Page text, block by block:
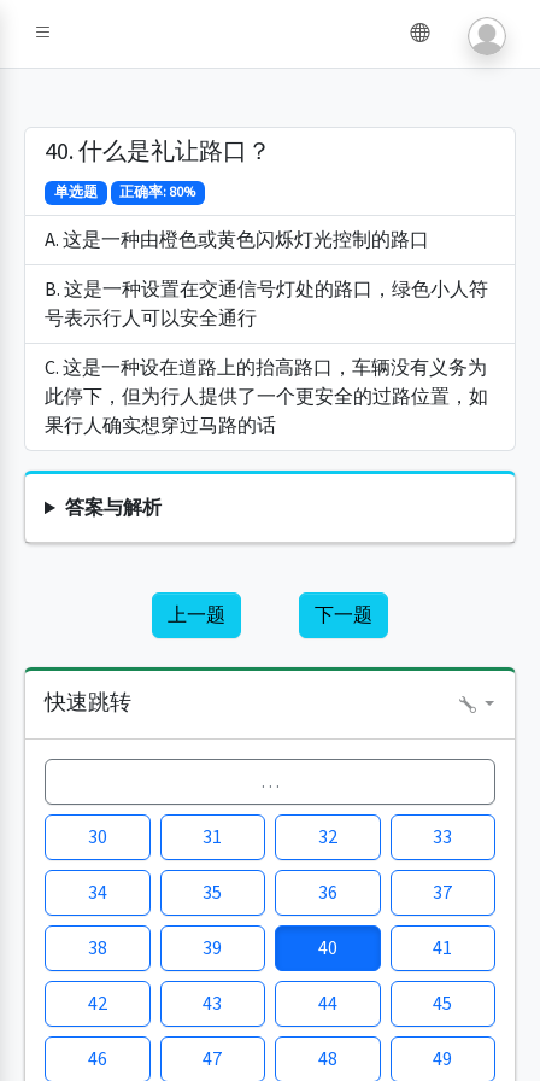
40. 什么是礼让路口？
单选题 正确率: 80%
A. 这是一种由橙色或黄色闪烁灯光控制的路口
B. 这是一种设置在交通信号灯处的路口，绿色小人符
号表示行人可以安全通行
C. 这是一种设在道路上的抬高路口，车辆没有义务为
此停下，但为行人提供了一个更安全的过路位置，如
果行人确实想穿过马路的话
答案与解析
上一题 下一题
快速跳转
…
30 31 32 33
34 35 36 37
38 39 40 41
42 43 44 45
46 47 48 49